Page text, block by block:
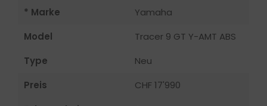
* Marke
Yamaha
Model
Tracer 9 GT Y-AMT ABS
Type
Neu
Preis
CHF 17'990